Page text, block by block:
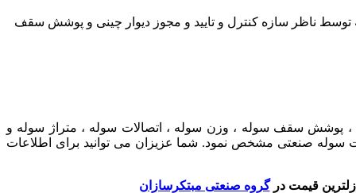
ناظر سازه کنترل و تایید و مجوز دیوار چینی و پوشش سقف
، ، پوشش سقف سوله ، وزن سوله ، اتصالات سوله ، متراژ سوله و
سوله صنعتی مشخص نمود. شما عزیزان می توانید برای اطلاعات
قیمت درگروه صنعتی مبتکرسازان